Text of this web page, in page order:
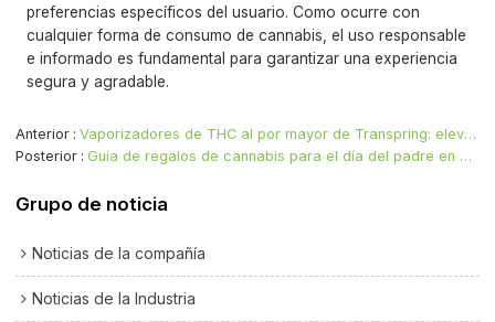
preferencias específicos del usuario. Como ocurre con
cualquier forma de consumo de cannabis, el uso responsable
e informado es fundamental para garantizar una experiencia
segura y agradable.
Anterior
Vaporizadores de THC al por mayor de Transpring: elevando su negocio
Posterior
Guía de regalos de cannabis para el día del padre en 2024: el regalo que todo papá merece
Grupo de noticia
Noticias de la compañía
Noticias de la Industria